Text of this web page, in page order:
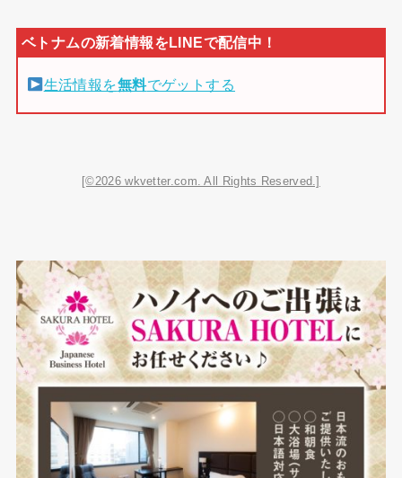
生活情報を無料でゲットする
[©2026 wkvetter.com. All Rights Reserved.]